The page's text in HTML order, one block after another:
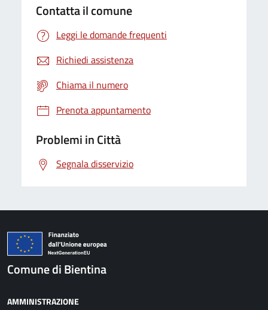
Contatta il comune
Leggi le domande frequenti
Richiedi assistenza
Chiama il numero
Prenota appuntamento
Problemi in Città
Segnala disservizio
Comune di Bientina
AMMINISTRAZIONE